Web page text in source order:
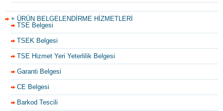
+ ÜRÜN BELGELENDİRME HİZMETLERİ
TSE Belgesi
TSEK Belgesi
TSE Hizmet Yeri Yeterlilik Belgesi
Garanti Belgesi
CE Belgesi
Barkod Tescili